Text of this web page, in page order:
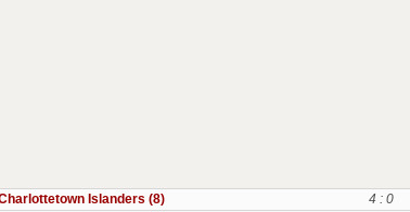
Islanders (8)
4 : 0